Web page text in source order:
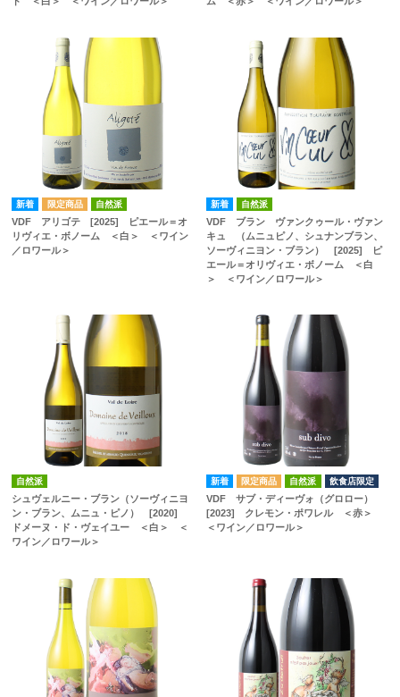
自然派
VDF アリゴテ [2025] ピエール＝オ
リヴィエ・ボノーム ＜白＞ ＜ワイン
／ロワール＞
自然派
VDF ブラン ヴァンクゥール・ヴァン
キュ （ムニュピノ、シュナンブラン、
ソーヴィニヨン・ブラン） [2025] ピ
エール＝オリヴィエ・ボノーム ＜白
＞ ＜ワイン／ロワール＞
自然派
シュヴェルニー・ブラン（ソーヴィニヨ
ン・ブラン、ムニュ・ピノ） [2020]
ドメーヌ・ド・ヴェイユー ＜白＞ ＜
ワイン／ロワール＞
自然派 飲食店限定
VDF サブ・ディーヴォ（グロロー）
[2023] クレモン・ポワレル ＜赤＞
＜ワイン／ロワール＞